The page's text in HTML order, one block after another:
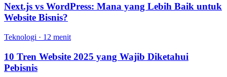
Next.js vs WordPress: Mana yang Lebih Baik untuk
Website Bisnis?
Teknologi · 12 menit
10 Tren Website 2025 yang Wajib Diketahui
Pebisnis